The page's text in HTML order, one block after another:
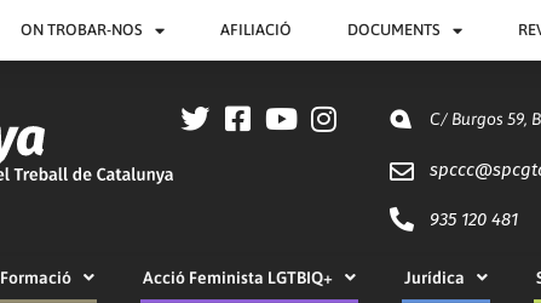
ON TROBAR-NOS AFILIACIÓ DOCUMENTS
C/ Burgos 59,
spccc@
935 120 481
Formació Acció Feminista LGTBIQ+ Jurídica